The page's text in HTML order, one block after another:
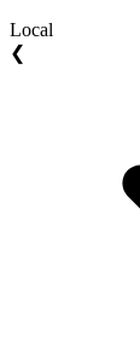
Local
❮